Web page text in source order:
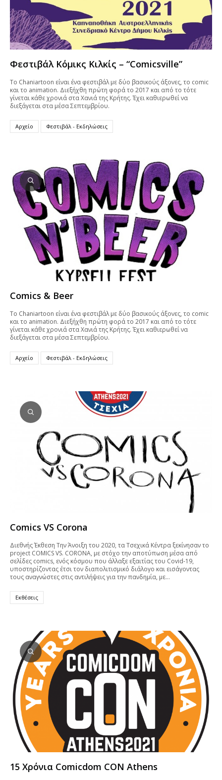
Φεστιβάλ Κόμικς Κιλκίς – “Comicsville”
To Chaniartoon είναι ένα φεστιβάλ με δύο βασικούς άξονες, το comic
και το animation. Διεξήχθη πρώτη φορά το 2017 και από το τότε
γίνεται κάθε χρονιά στα Χανιά της Κρήτης. Έχει καθιερωθεί να
διεξάγεται στα μέσα Σεπτεμβρίου.
Αρχείο Φεστιβάλ - Εκδηλώσεις
Comics & Beer
To Chaniartoon είναι ένα φεστιβάλ με δύο βασικούς άξονες, το comic
και το animation. Διεξήχθη πρώτη φορά το 2017 και από το τότε
γίνεται κάθε χρονιά στα Χανιά της Κρήτης. Έχει καθιερωθεί να
διεξάγεται στα μέσα Σεπτεμβρίου.
Αρχείο Φεστιβάλ - Εκδηλώσεις
Comics VS Corona
Διεθνής Έκθεση Tην Άνοιξη του 2020, τα Τσεχικά Κέντρα ξεκίνησαν το
project COMICS VS. CORONA, με στόχο την αποτύπωση μέσα από
σελίδες comics, ενός κόσμου που άλλαξε εξαιτίας του Covid-19,
υποστηρίζοντας έτσι τον διαπολιτισμικό διάλογο και εισάγοντας
τους αναγνώστες στις αντιλήψεις για την πανδημία, με…
Εκθέσεις
15 Χρόνια Comicdom CON Athens